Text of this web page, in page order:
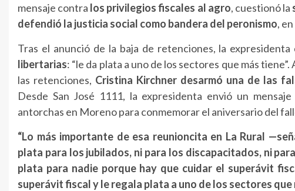
mensaje contra los privilegios fiscales al agro, cuestionó la
defendió la justicia social como bandera del peronismo,
Tras el anunció de la baja de retenciones, la
libertarias: “le da plata a uno de los sectores que más
las retenciones, Cristina Kirchner desarmó una de las
Desde San José 1111, la expresidenta envió un
antorchas en Moreno para conmemorar el aniversario del
“Lo más importante de esa reunioncita en La Rural
plata para los jubilados, ni para los discapacitados, ni
plata para nadie porque hay que cuidar el superávit
superávit fiscal y le regala plata a uno de los sectores que